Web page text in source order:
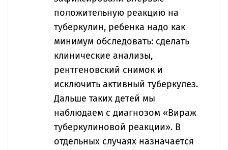
положительную реакцию на
туберкулин, ребенка надо как
минимум обследовать: сделать
клинические анализы,
рентгеновский снимок и
исключить активный туберкулез.
Дальше таких детей мы
наблюдаем с диагнозом «Вираж
туберкулиновой реакции». В
отдельных случаях назначается